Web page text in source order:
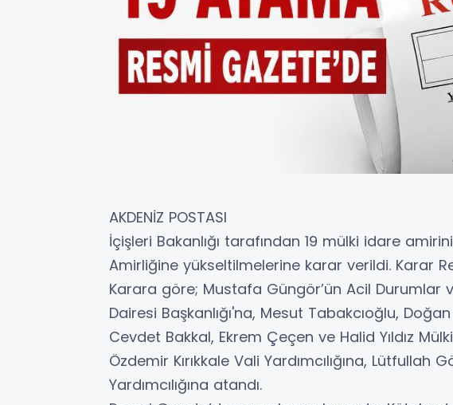
AKDENİZ POSTASI
İçişleri Bakanlığı tarafından 19 mülki idare
Amirliğine yükseltilmelerine karar verildi. Karar
Karara göre; Mustafa Güngör’ün Acil Durumlar
Dairesi Başkanlığı'na, Mesut Tabakcıoğlu,
Cevdet Bakkal, Ekrem Çeçen ve Halid Yıldız
Özdemir Kırıkkale Vali Yardımcılığına, Lütfullah
Yardımcılığına atandı.